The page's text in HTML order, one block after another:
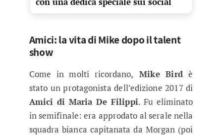
Amici: la vita di Mike dopo il talent
show
Come in molti ricordano, Mike Birdè
stato un protagonista dell’edizione 2017 di
Amici di Maria De Filippi. Fu eliminato
in semifinale: era approdato al serale nella
squadra bianca capitanata da Morgan (poi